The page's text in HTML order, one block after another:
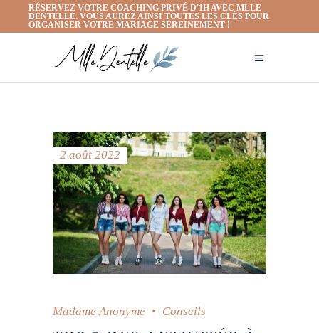
RÉSERVEZ VOTRE COACHING PRIVÉ D'1H AVEC MLLE
DENTELLE. VOUS AUREZ AINSI TOUTES LES CLÉS POUR
ORGANISER VOTRE MARIAGE SEREINEMENT !
2 août 2022
Madame Anonyme Conseils